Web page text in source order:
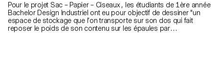
Pour le projet Sac – Papier – Ciseaux , les étudiants de 1ère année
Bachelor Design Industriel ont eu pour objectif de dessiner "un
espace de stockage que l’on transporte sur son dos qui fait
reposer le poids de son contenu sur les épaules par